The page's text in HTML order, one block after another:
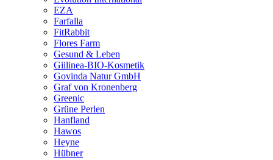
EZA
Farfalla
FitRabbit
Flores Farm
Gesund & Leben
Giilinea-BIO-Kosmetik
Govinda Natur GmbH
Graf von Kronenberg
Greenic
Grüne Perlen
Hanfland
Hawos
Heyne
Hübner